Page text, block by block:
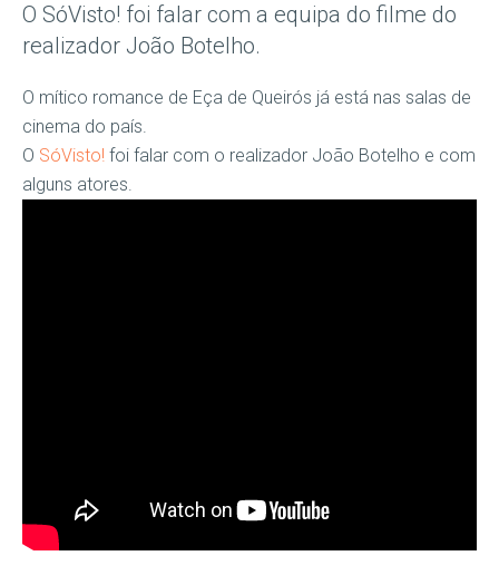
O SóVisto! foi falar com a equipa do filme do
realizador João Botelho.
O mítico romance de Eça de Queirós já está nas salas de
cinema do país.
O SóVisto! foi falar com o realizador João Botelho e com
alguns atores.